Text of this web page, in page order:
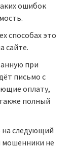
ошибок
способах это
сайте.
при
письмо с
оплату,
полный
на следующий
мошенники не